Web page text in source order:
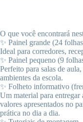
O que você encontrará
✨ Painel grande (24
Ideal para corredores,
✨ Painel pequeno (9
Perfeito para salas de
ambientes da escola.
✨ Folheto informativo
Um material para
valores apresentados no
prática no dia a dia.